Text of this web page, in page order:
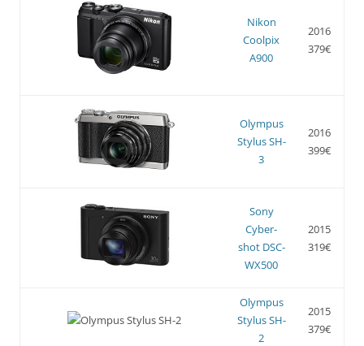
Nikon
Coolpix
A900
2016
379€
Olympus
Stylus SH-
3
2016
399€
Sony
Cyber-
shot DSC-
WX500
2015
319€
Olympus
Stylus SH-
2
2015
379€